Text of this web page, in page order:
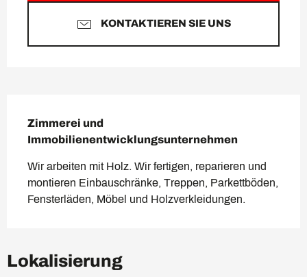
KONTAKTIEREN SIE UNS
Zimmerei und
Immobilienentwicklungsunternehmen
Wir arbeiten mit Holz. Wir fertigen, reparieren und
montieren Einbauschränke, Treppen, Parkettböden,
Fensterläden, Möbel und Holzverkleidungen.
Lokalisierung